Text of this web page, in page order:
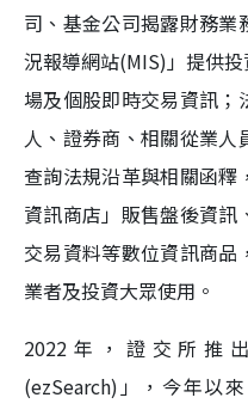
司、基金公司揭露財務業
況報導網站(MIS)」提供
場及個股即時交易資訊；
人、證券商、相關從業人
查詢法規沿革與相關函
資訊商店」販售盤後資
交易資料等數位資訊商
業者及投資大眾使用。
2022年，證交所推
(ezSearch)」，今年以